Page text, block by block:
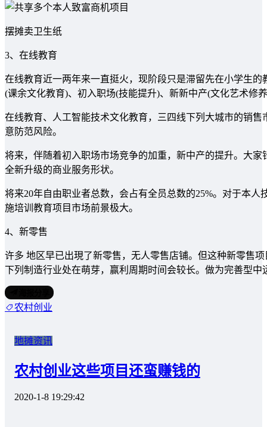
摆摊卖卫生纸
3、在线教育
在线教育近一两年来一直挺火，现阶段只是滞留先在小学生
(课余文化教育)、初入职场(技能提升)、新新中产(文化艺术修
在线教育、人工智能技术文化教育，三四线下列大城市的销
意防范风险。
将来，伴随着初入职场市场竞争的加重，新中产的提升。大
全新升级的商业服务形状。
将来20年自由职业者总数，会占有全员总数的25%。对于本
施培训教育项目市场前景极大。
4、新零售
许多 地区早已出現了新零售，无人零售店铺。但这种新零售
下列制造行业处在萌芽，赢利周期时间会较长。做为完善型
农村创业
地摊资讯
农村创业这些项目还蛮赚钱的
2020-1-8 19:29:42